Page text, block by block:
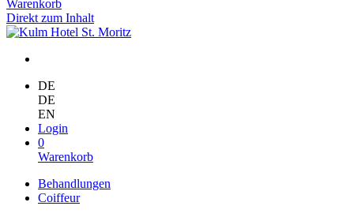
Warenkorb
Direkt zum Inhalt
DE
DE
EN
Login
0
Warenkorb
Behandlungen
Coiffeur